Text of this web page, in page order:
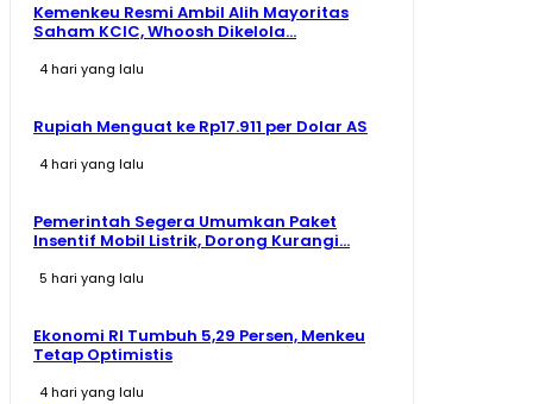
Kemenkeu Resmi Ambil Alih Mayoritas
Saham KCIC, Whoosh Dikelola...
4 hari yang lalu
Rupiah Menguat ke Rp17.911 per Dolar AS
4 hari yang lalu
Pemerintah Segera Umumkan Paket
Insentif Mobil Listrik, Dorong Kurangi...
5 hari yang lalu
Ekonomi RI Tumbuh 5,29 Persen, Menkeu
Tetap Optimistis
4 hari yang lalu